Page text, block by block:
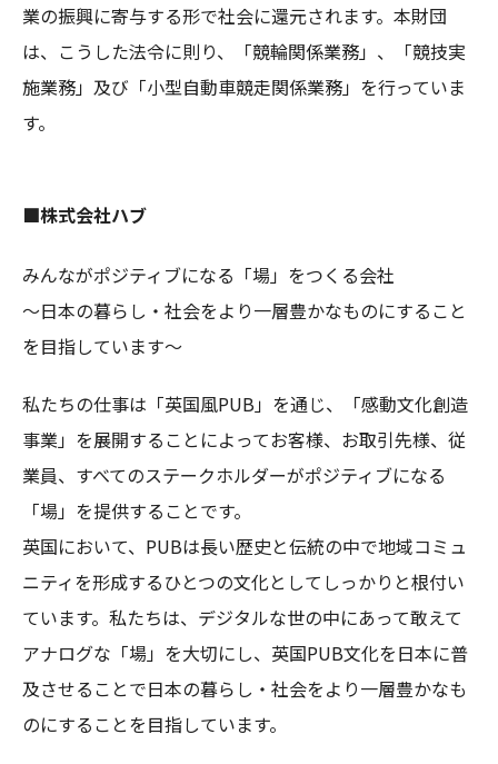
業の振興に寄与する形で社会に還元されます。本財団
は、こうした法令に則り、「競輪関係業務」、「競技実
施業務」及び「小型自動車競走関係業務」を行っていま
す。
■株式会社ハブ
みんながポジティブになる「場」をつくる会社
～日本の暮らし・社会をより一層豊かなものにすること
を目指しています～
私たちの仕事は「英国風PUB」を通じ、「感動文化創造
事業」を展開することによってお客様、お取引先様、従
業員、すべてのステークホルダーがポジティブになる
「場」を提供することです。
英国において、PUBは長い歴史と伝統の中で地域コミュ
ニティを形成するひとつの文化としてしっかりと根付い
ています。私たちは、デジタルな世の中にあって敢えて
アナログな「場」を大切にし、英国PUB文化を日本に普
及させることで日本の暮らし・社会をより一層豊かなも
のにすることを目指しています。